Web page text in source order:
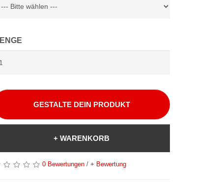
GESTALTE DEIN PRODUKT
+ WARENKORB
0 Bewertungen / + Bewertung